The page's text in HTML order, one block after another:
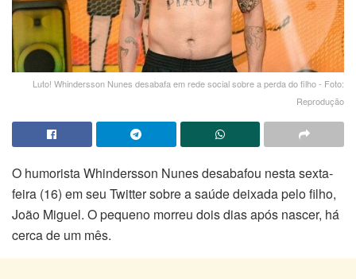
Luto! Whindersson Nunes desabafa em rede social sobre a perda do filho - Foto:
Reprodução
O humorista Whindersson Nunes desabafou nesta sexta-
feira (16) em seu Twitter sobre a saúde deixada pelo filho,
João Miguel. O pequeno morreu dois dias após nascer, há
cerca de um mês.